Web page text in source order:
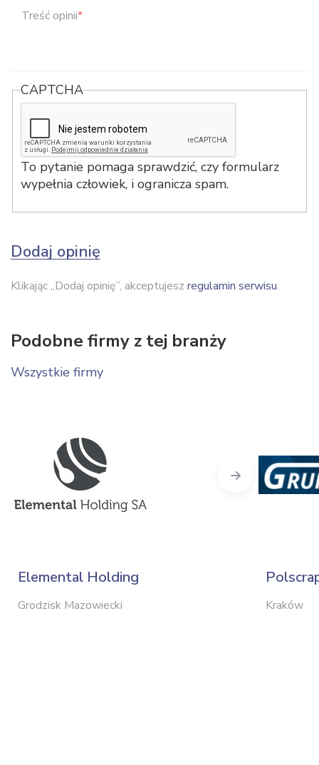
Treść opinii*
CAPTCHA
To pytanie pomaga sprawdzić, czy formularz
wypełnia człowiek, i ogranicza spam.
Dodaj opinię
Klikając „Dodaj opinię”, akceptujesz regulamin serwisu.
Podobne firmy z tej branży
Wszystkie firmy
Elemental Holding
Grodzisk Mazowiecki Kraków
Next